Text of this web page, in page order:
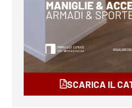
SCARICA IL